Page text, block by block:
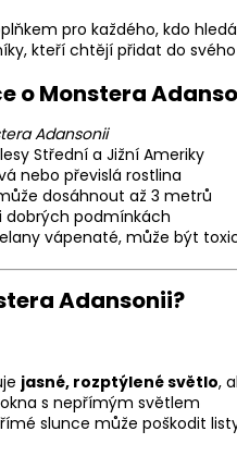
pro každého, kdo
kteří chtějí přidat do
o Monstera
Adansonii
Střední a Jižní Ameriky
nebo převislá rostlina
dosáhnout až 3 metrů
dobrých podmínkách
vápenaté, může být
Adansonii?
jasné, rozptýlené světlo,
okna s nepřímým světlem
slunce může poškodit